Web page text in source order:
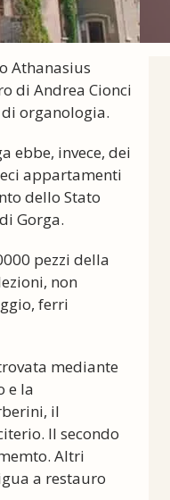
Athanasius
di Andrea Cionci
organologia.
ebbe, invece, dei
appartamenti
dello Stato
Gorga.
pezzi della
non
ferri
mediante
e la
il
Il secondo
Altri
a restauro